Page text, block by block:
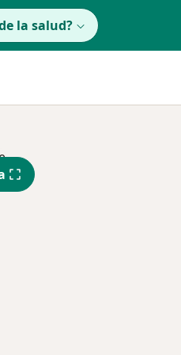
la salud?